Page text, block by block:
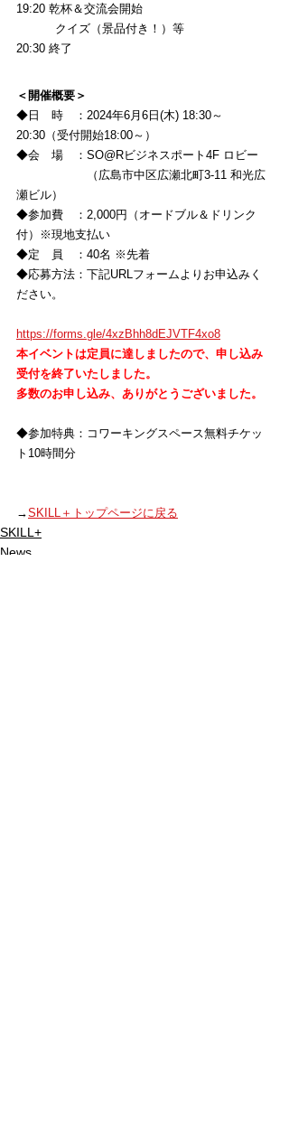
19:20 乾杯＆交流会開始
クイズ（景品付き！）等
20:30 終了
＜開催概要＞
◆日　時　：2024年6月6日(木) 18:30～
20:30（受付開始18:00～）
◆会　場　：SO@Rビジネスポート4F ロビー
（広島市中区広瀬北町3-11 和光広
瀬ビル）
◆参加費　：2,000円（オードブル＆ドリンク
付）※現地支払い
◆定　員　：40名 ※先着
◆応募方法：下記URLフォームよりお申込みく
ださい。
https://forms.gle/4xzBhh8dEJVTF4xo8
本イベントは定員に達しましたので、申し込み
受付を終了いたしました。
多数のお申し込み、ありがとうございました。
◆参加特典：コワーキングスペース無料チケッ
ト10時間分
→SKILL＋トップページに戻る
SKILL+
News